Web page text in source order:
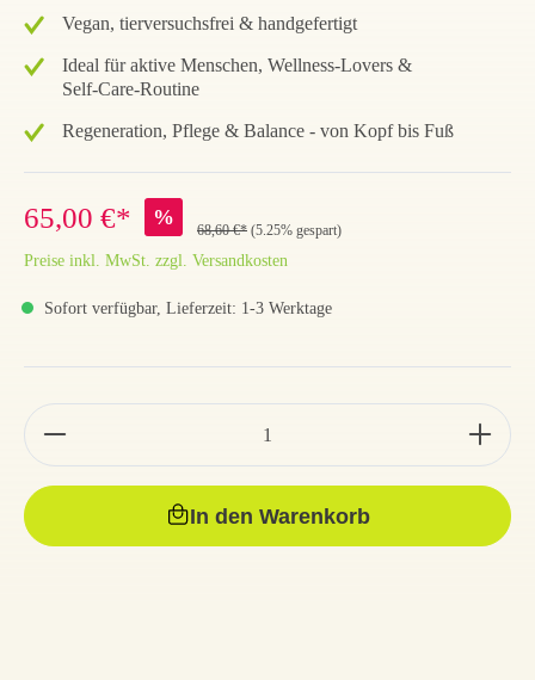
Vegan, tierversuchsfrei & handgefertigt
Ideal für aktive Menschen, Wellness‑Lovers &
Self‑Care‑Routine
Regeneration, Pflege & Balance - von Kopf bis Fuß
65,00 €* %
68,60 €* (5.25% gespart)
Preise inkl. MwSt. zzgl. Versandkosten
Sofort verfügbar, Lieferzeit: 1-3 Werktage
In den Warenkorb